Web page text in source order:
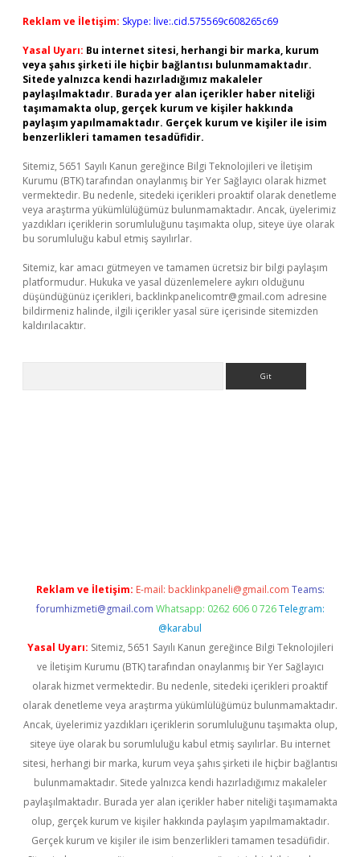
Reklam ve İletişim: Skype: live:.cid.575569c608265c69
Yasal Uyarı: Bu internet sitesi, herhangi bir marka, kurum
veya şahıs şirketi ile hiçbir bağlantısı bulunmamaktadır.
Sitede yalnızca kendi hazırladığımız makaleler
paylaşılmaktadır. Burada yer alan içerikler haber niteliği
taşımamakta olup, gerçek kurum ve kişiler hakkında
paylaşım yapılmamaktadır. Gerçek kurum ve kişiler ile isim
benzerlikleri tamamen tesadüfidir.
Sitemiz, 5651 Sayılı Kanun gereğince Bilgi Teknolojileri ve İletişim
Kurumu (BTK) tarafından onaylanmış bir Yer Sağlayıcı olarak hizmet
vermektedir. Bu nedenle, sitedeki içerikleri proaktif olarak denetleme
veya araştırma yükümlülüğümüz bulunmamaktadır. Ancak, üyelerimiz
yazdıkları içeriklerin sorumluluğunu taşımakta olup, siteye üye olarak
bu sorumluluğu kabul etmiş sayılırlar.
Sitemiz, kar amacı gütmeyen ve tamamen ücretsiz bir bilgi paylaşım
platformudur. Hukuka ve yasal düzenlemelere aykırı olduğunu
düşündüğünüz içerikleri, backlinkpanelicomtr@gmail.com adresine
bildirmeniz halinde, ilgili içerikler yasal süre içerisinde sitemizden
kaldırılacaktır.
Reklam ve İletişim: E-mail: backlinkpaneli@gmail.com Teams:
forumhizmeti@gmail.com Whatsapp: 0262 606 0 726 Telegram:
@karabul
Yasal Uyarı: Sitemiz, 5651 Sayılı Kanun gereğince Bilgi Teknolojileri
ve İletişim Kurumu (BTK) tarafından onaylanmış bir Yer Sağlayıcı
olarak hizmet vermektedir. Bu nedenle, sitedeki içerikleri proaktif
olarak denetleme veya araştırma yükümlülüğümüz bulunmamaktadır.
Ancak, üyelerimiz yazdıkları içeriklerin sorumluluğunu taşımakta olup,
siteye üye olarak bu sorumluluğu kabul etmiş sayılırlar. Bu internet
sitesi, herhangi bir marka, kurum veya şahıs şirketi ile hiçbir bağlantısı
bulunmamaktadır. Sitede yalnızca kendi hazırladığımız makaleler
paylaşılmaktadır. Burada yer alan içerikler haber niteliği taşımamakta
olup, gerçek kurum ve kişiler hakkında paylaşım yapılmamaktadır.
Gerçek kurum ve kişiler ile isim benzerlikleri tamamen tesadüfidir.